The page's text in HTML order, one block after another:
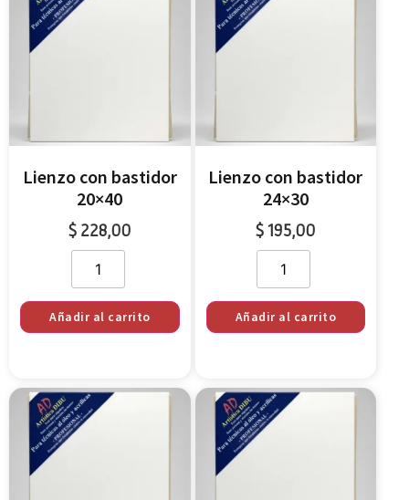
Lienzo con bastidor
20×40
$ 228,00
Añadir al carrito
Lienzo con bastidor
24×30
$195,00
Añadir al carrito